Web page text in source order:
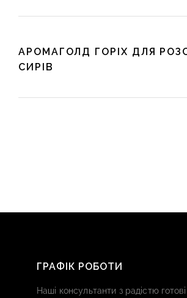
АРОМАГОЛД ГОРІХ ДЛЯ
СИРІВ
ГРАФІК РОБОТИ
Наші консультанти з радістю